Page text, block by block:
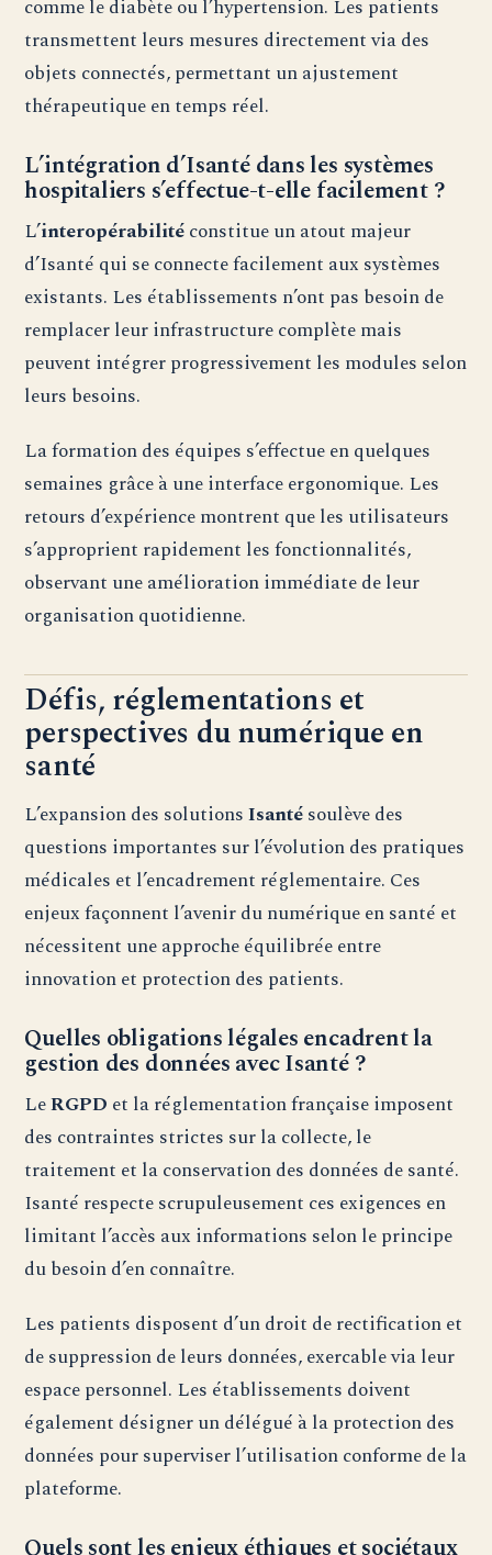
comme le diabète ou l’hypertension. Les patients
transmettent leurs mesures directement via des
objets connectés, permettant un ajustement
thérapeutique en temps réel.
L’intégration d’Isanté dans les systèmes
hospitaliers s’effectue-t-elle facilement ?
L’interopérabilitéconstitue un atout majeur
d’Isanté qui se connecte facilement aux systèmes
existants. Les établissements n’ont pas besoin de
remplacer leur infrastructure complète mais
peuvent intégrer progressivement les modules selon
leurs besoins.
La formation des équipes s’effectue en quelques
semaines grâce à une interface ergonomique. Les
retours d’expérience montrent que les utilisateurs
s’approprient rapidement les fonctionnalités,
observant une amélioration immédiate de leur
organisation quotidienne.
Défis, réglementations et
perspectives du numérique en
santé
L’expansion des solutionsIsantésoulève des
questions importantes sur l’évolution des pratiques
médicales et l’encadrement réglementaire. Ces
enjeux façonnent l’avenir du numérique en santé et
nécessitent une approche équilibrée entre
innovation et protection des patients.
Quelles obligations légales encadrent la
gestion des données avec Isanté ?
LeRGPD et la réglementation française imposent
des contraintes strictes sur la collecte, le
traitement et la conservation des données de santé.
Isanté respecte scrupuleusement ces exigences en
limitant l’accès aux informations selon le principe
du besoin d’en connaître.
Les patients disposent d’un droit de rectification et
de suppression de leurs données, exercable via leur
espace personnel. Les établissements doivent
également désigner un délégué à la protection des
données pour superviser l’utilisation conforme de la
plateforme.
Quels sont les enjeux éthiques et sociétaux